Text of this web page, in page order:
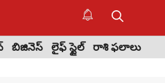
బిజినెస్ లైఫ్ స్టైల్ రాశి ఫలాలు